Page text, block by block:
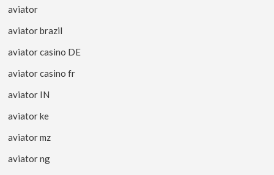
aviator
aviator brazil
aviator casino DE
aviator casino fr
aviator IN
aviator ke
aviator mz
aviator ng